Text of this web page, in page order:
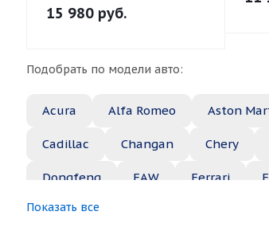
15 980 руб.
Подобрать по модели авто:
Acura Alfa Romeo Aston
Cadillac Changan Chery
Dongfeng FAW Ferrari
Great Wall
Показать все